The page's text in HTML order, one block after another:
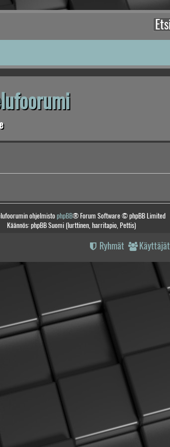
ohjelmistophpBB® Forum Software © phpBB Limited
Käännös: phpBB Suomi (lurttinen, harritapio, Pettis)
Käyttäjät
Ryhmät